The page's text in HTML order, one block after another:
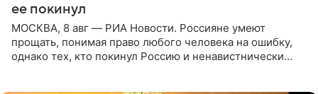
ее покинул
МОСКВА, 8 авг — РИА Новости. Россияне умеют
прощать, понимая право любого человека на ошибку,
однако тех, кто покинул Россию и ненавистнически